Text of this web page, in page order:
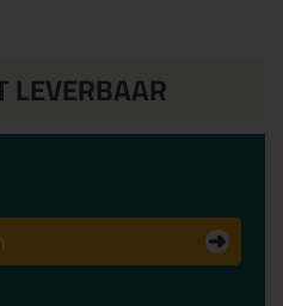
LEVERBAAR